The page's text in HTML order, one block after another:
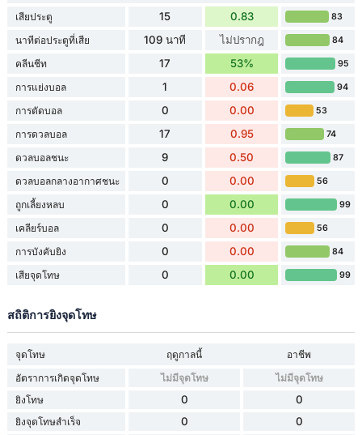
เสียประตู
15 0.83 83
นาทีต่อประตูที่เสีย 109 นาที ไม่ปรากฎ 84
คลีนชีท 17 53% 95
การแย่งบอล 1 0.06 94
การตัดบอล 0 0.00 53
การดวลบอล 17 0.95 74
ดวลบอลชนะ 9 0.50 87
ดวลบอลกลางอากาศชนะ 0 0.00 56
ถูกเลี้ยงหลบ 0 0.00 99
เคลียร์บอล 0 0.00 56
การบังคับยิง 0 0.00 84
เสียจุดโทษ 0 0.00 99
สถิติการยิงจุดโทษ
จุดโทษ ฤดูกาลนี้
อาชีพ
อัตราการเกิดจุดโทษ
ไม่มีจุดโทษ
ไม่มีจุดโทษ
ยิงโทษ
0 0
ยิงจุดโทษสำเร็จ 0 0